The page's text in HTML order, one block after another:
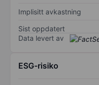
Implisitt avkastning
Sist oppdatert
Data levert av
ESG-risiko